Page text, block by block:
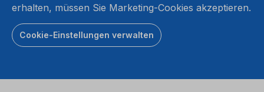
erhalten, müssen Sie Marketing-Cookies akzeptieren.
Cookie-Einstellungen verwalten